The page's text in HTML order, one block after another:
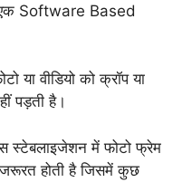
एक Software Based
या वीडियो को क्रॉप या
पड़ती है।
स्टेबलाइजेशन में फोटो फ्रेम
होती है जिसमें कुछ